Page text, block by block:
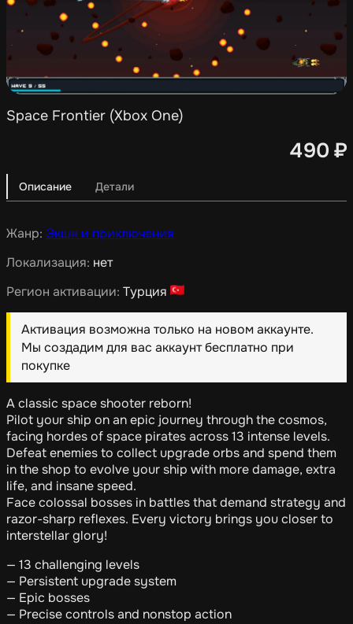
Space Frontier (Xbox One)
490 ₽
Описание Детали
Жанр: Экшн и приключения
Локализация: нет
Регион активации: Турция
Активация возможна только на новом аккаунте.
Мы создадим для вас аккаунт бесплатно при
покупке
A classic space shooter reborn!
Pilot your ship on an epic journey through the cosmos,
facing hordes of space pirates across 13 intense levels.
Defeat enemies to collect upgrade orbs and spend them
in the shop to evolve your ship with more damage, extra
life, and insane speed.
Face colossal bosses in battles that demand strategy and
razor-sharp reflexes. Every victory brings you closer to
interstellar glory!
— 13 challenging levels
— Persistent upgrade system
— Epic bosses
— Precise controls and nonstop action